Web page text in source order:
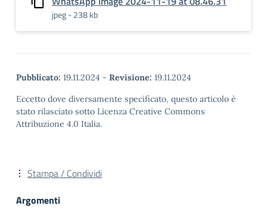
jpeg - 238 kb
Pubblicato: 19.11.2024 - Revisione: 19.11.2024
Eccetto dove diversamente specificato, questo articolo è
stato rilasciato sotto Licenza Creative Commons
Attribuzione 4.0 Italia.
Stampa / Condividi
Argomenti